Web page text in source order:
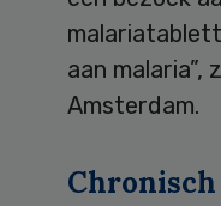
aan
Amsterdam.